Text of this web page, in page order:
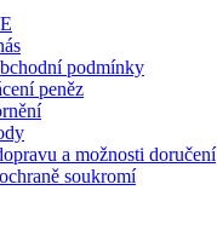
podmínky
peněz
a možnosti doručení
soukromí